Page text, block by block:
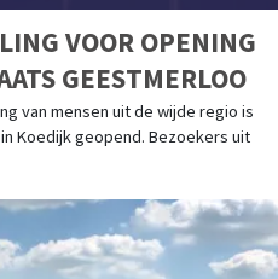
VOOR OPENING
GEESTMERLOO
van mensen uit de wijde regio is
Koedijk geopend. Bezoekers uit